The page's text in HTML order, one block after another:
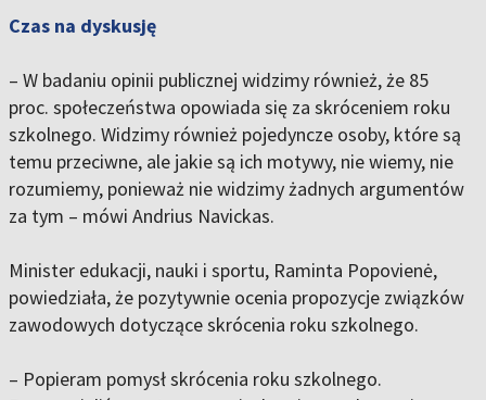
Czas na dyskusję
– W badaniu opinii publicznej widzimy również, że 85
proc. społeczeństwa opowiada się za skróceniem roku
szkolnego. Widzimy również pojedyncze osoby, które są
temu przeciwne, ale jakie są ich motywy, nie wiemy, nie
rozumiemy, ponieważ nie widzimy żadnych argumentów
za tym – mówi Andrius Navickas.
Minister edukacji, nauki i sportu, Raminta Popovienė,
powiedziała, że pozytywnie ocenia propozycje związków
zawodowych dotyczące skrócenia roku szkolnego.
– Popieram pomysł skrócenia roku szkolnego.